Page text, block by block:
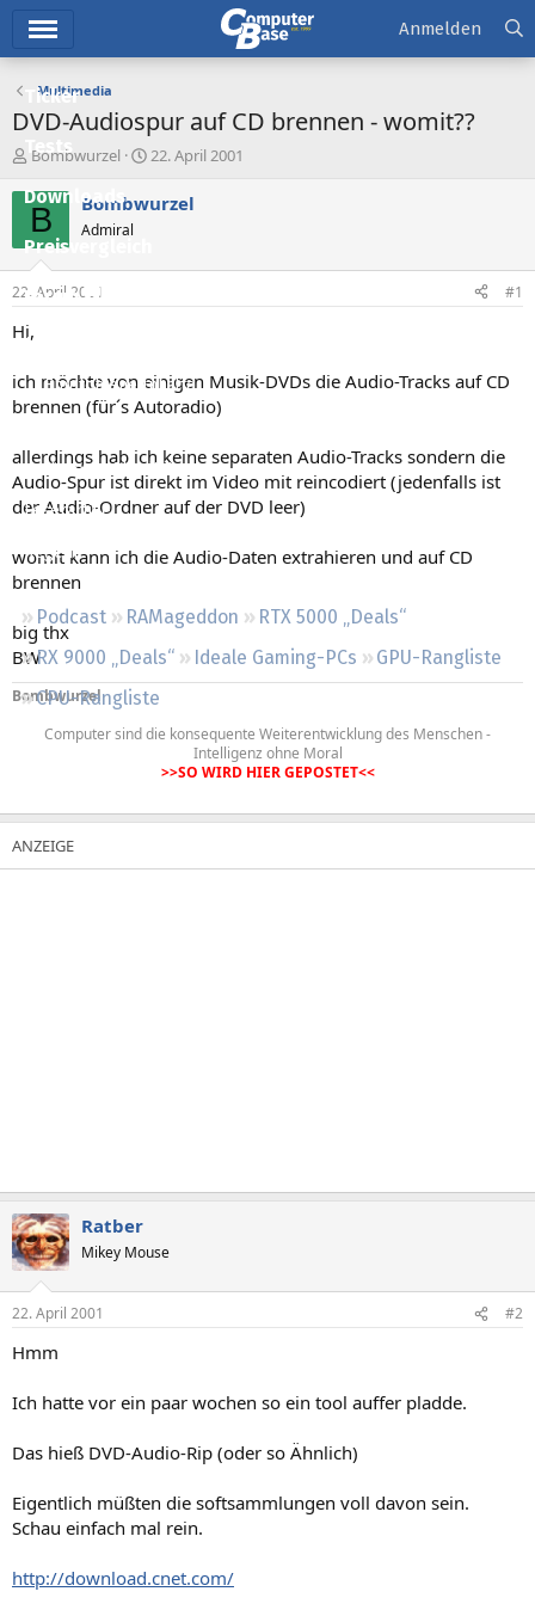
Ticker
Tests
Downloads
Preisvergleich
Forum
Aktuelles
Empfohlene Inhalte
Neueste Aktivitäten
Leserartikel
Regeln
Podcast RAMageddon
RTX 5000 „Deals“
RX 9000 „Deals“
Ideale Gaming-PCs
GPU-Rangliste
CPU-Rangliste
Anmelden
Multimedia
DVD-Audiospur auf CD brennen - womit??
E
s
e
e
Bombwurzel
E
s
t
22. April 2001
B Bombwurzel
Admiral
22. April 2001 #1
Hi,
ich möchte von einigen Musik-DVDs die Audio-Tracks auf CD
brennen (für´s Autoradio)
allerdings hab ich keine separaten Audio-Tracks sondern die
Audio-Spur ist direkt im Video mit reincodiert (jedenfalls ist
der Audio-Ordner auf der DVD leer)
womit kann ich die Audio-Daten extrahieren und auf CD
brennen
big thx
BW
Bombwurzel
Computer sind die konsequente Weiterentwicklung des Menschen -
Intelligenz ohne Moral
>>SO WIRD HIER GEPOSTET<<
Ratber
Mikey Mouse
22. April 2001 #2
Hmm
Ich hatte vor ein paar wochen so ein tool auffer pladde.
Das hieß DVD-Audio-Rip (oder so Ähnlich)
Eigentlich müßten die softsammlungen voll davon sein.
Schau einfach mal rein.
http://download.cnet.com/